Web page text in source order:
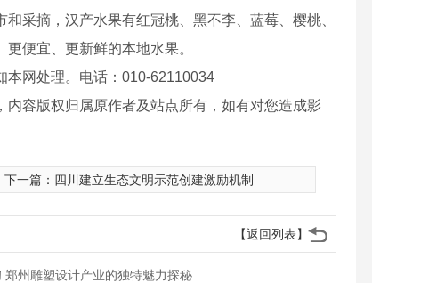
采摘，汉产水果有红冠桃、黑不李、蓝莓、樱桃、
便宜、更新鲜的本地水果。
本网处理。电话：010-62110034
容版权归属原作者及站点所有，如有对您造成影
下一篇： 四川建立生态文明示范创建激励机制
【返回列表】
郑州雕塑设计产业的独特魅力探秘